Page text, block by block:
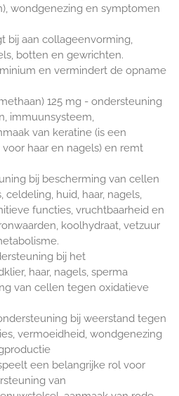
wondgenezing en symptomen
bij aan collageenvorming,
botten en gewrichten.
en vermindert de opname
125 mg - ondersteuning
immuunsysteem,
van keratine (is een
haar en nagels) en remt
bij bescherming van cellen
celdeling, huid, haar, nagels,
functies, vruchtbaarheid en
koolhydraat, vetzuur
bij het
haar, nagels, sperma
van cellen tegen oxidatieve
bij weerstand tegen
vermoeidheid, wondgenezing
een belangrijke rol voor
van